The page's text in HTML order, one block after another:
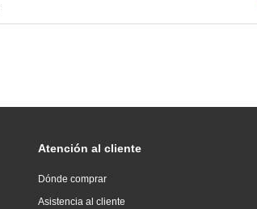
Atención al cliente
Dónde comprar
Asistencia al cliente